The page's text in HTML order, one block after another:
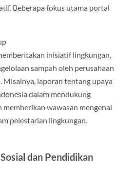
Beberapa fokus utama portal
inisiatif lingkungan,
sampah oleh perusahaan
Misalnya, laporan tentang upaya
dalam mendukung
memberikan wawasan mengenai
pelestarian lingkungan.
dan Pendidikan